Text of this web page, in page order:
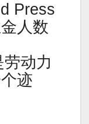
Press
人数
动力
迹